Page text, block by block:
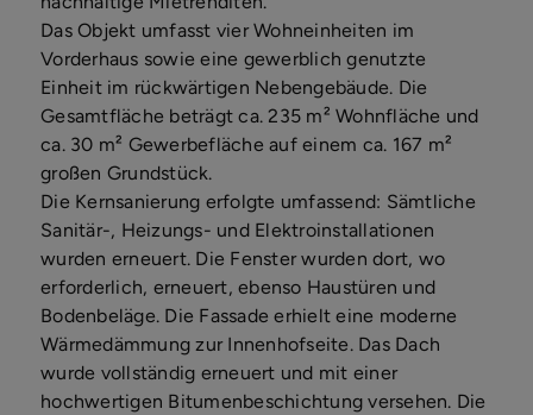
Das Objekt umfasst vier Wohneinheiten im
Vorderhaus sowie eine gewerblich genutzte
Einheit im rückwärtigen Nebengebäude. Die
Gesamtfläche beträgt ca. 235 m² Wohnfläche und
ca. 30 m² Gewerbefläche auf einem ca. 167 m²
großen Grundstück.
Die Kernsanierung erfolgte umfassend: Sämtliche
Sanitär-, Heizungs- und Elektroinstallationen
wurden erneuert. Die Fenster wurden dort, wo
erforderlich, erneuert, ebenso Haustüren und
Bodenbeläge. Die Fassade erhielt eine moderne
Wärmedämmung zur Innenhofseite. Das Dach
wurde vollständig erneuert und mit einer
hochwertigen Bitumenbeschichtung versehen. Die